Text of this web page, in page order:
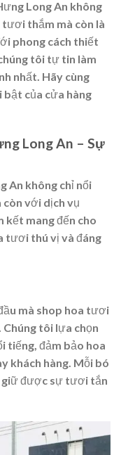
Long An không
tươi thắm mà còn là
phong cách thiết
tôi tự tin làm
nhất. Hãy cùng
bật của cửa hàng
Long An – Sự
An không chỉ nổi
với dịch vụ
kết mang đến cho
tươi thú vị và đáng
mà shop hoa tươi
Chúng tôi lựa chọn
tiếng, đảm bảo hoa
khách hàng. Mỗi bó
giữ được sự tươi tắn